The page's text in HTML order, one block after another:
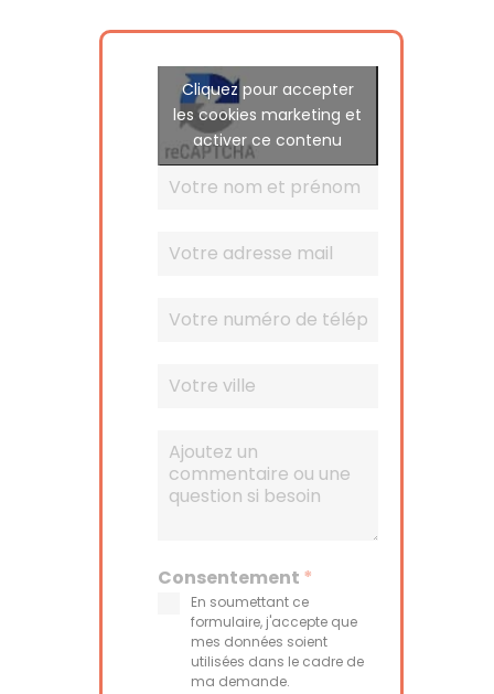
Cliquez pour accepter
les cookies marketing et
activer ce contenu
Consentement *
En soumettant ce
formulaire, j'accepte que
mes données soient
utilisées dans le cadre de
ma demande.